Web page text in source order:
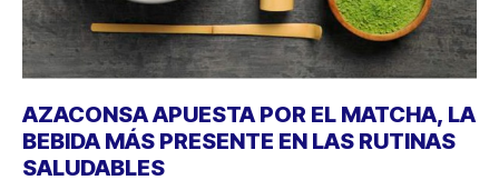
AZACONSA APUESTA POR EL MATCHA, LA
BEBIDA MÁS PRESENTE EN LAS RUTINAS
SALUDABLES